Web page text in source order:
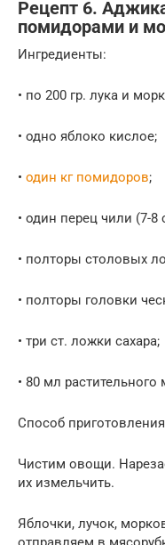
Рецепт 6.
помидорами и
Ингредиенты:
• по 200 гр. лука и
• одно яблоко кислое;
• один кг помидоров;
• один перец чили (7-
• полторы столовых
• полторы головки
• три ст. ложки сахара;
• 80 мл растительного
Способ
Чистим овощи.
их измельчить.
Яблочки, лучок,